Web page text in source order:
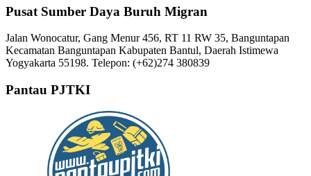
Pusat Sumber Daya Buruh Migran
Jalan Wonocatur, Gang Menur 456, RT 11 RW 35, Banguntapan
Kecamatan Banguntapan Kabupaten Bantul, Daerah Istimewa
Yogyakarta 55198. Telepon: (+62)274 380839
Pantau PJTKI